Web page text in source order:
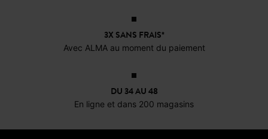
3X SANS FRAIS*
Avec ALMA au moment du paiement
DU 34 AU 48
En ligne et dans 200 magasins